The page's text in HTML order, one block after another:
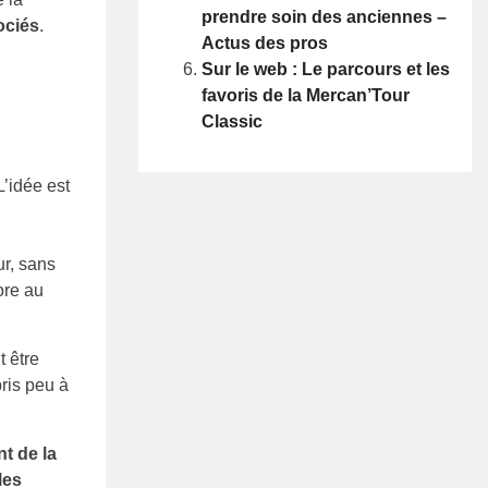
.
est
sans
au
être
peu à
de la
prendre soin des anciennes –
Actus des pros
Sur le web : Le parcours et les
favoris de la Mercan’Tour
Classic